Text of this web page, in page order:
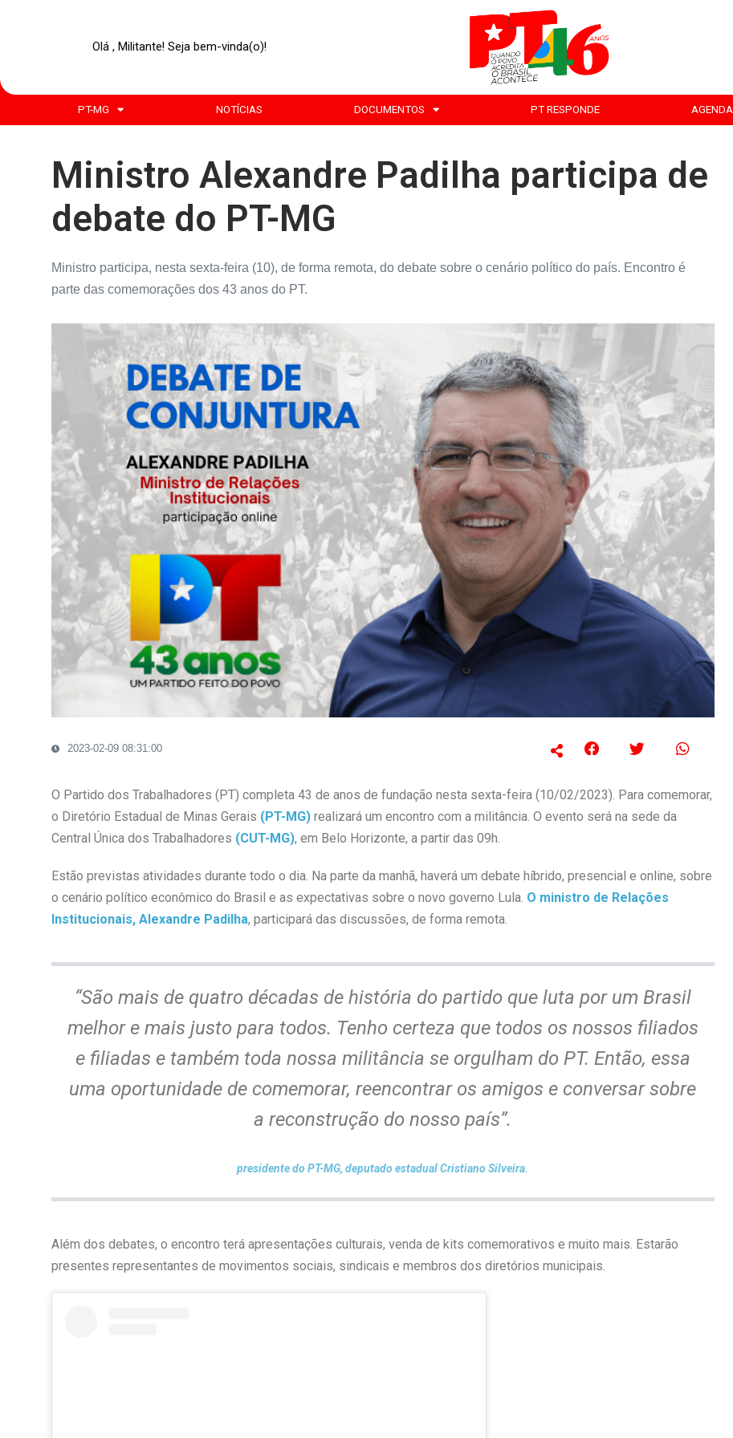
Olá , Militante! Seja bem-vinda(o)!
PT-MG NOTÍCIAS DOCUMENTOS PT RESPONDE AGENDA
Ministro Alexandre Padilha participa de
debate do PT-MG
Ministro participa, nesta sexta-feira (10), de forma remota, do debate sobre o cenário político do país. Encontro é
parte das comemorações dos 43 anos do PT.
2023-02-09 08:31:00
O Partido dos Trabalhadores (PT) completa 43 de anos de fundação nesta sexta-feira (10/02/2023). Para comemorar,
o Diretório Estadual de Minas Gerais (PT-MG)realizará um encontro com a militância. O evento será na sede da
Central Única dos Trabalhadores (CUT-MG), em Belo Horizonte, a partir das 09h.
Estão previstas atividades durante todo o dia. Na parte da manhã, haverá um debate híbrido, presencial e online, sobre
o cenário político econômico do Brasil e as expectativas sobre o novo governo Lula. O ministro de Relações
Institucionais, Alexandre Padilha, participará das discussões, de forma remota.
“São mais de quatro décadas de história do partido que luta por um Brasil
melhor e mais justo para todos. Tenho certeza que todos os nossos filiados
e filiadas e também toda nossa militância se orgulham do PT. Então, essa
uma oportunidade de comemorar, reencontrar os amigos e conversar sobre
a reconstrução do nosso país”.
presidente do PT-MG, deputado estadual Cristiano Silveira.
Além dos debates, o encontro terá apresentações culturais, venda de kits comemorativos e muito mais. Estarão
presentes representantes de movimentos sociais, sindicais e membros dos diretórios municipais.